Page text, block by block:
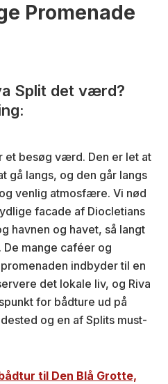
Promenade
Split det værd?
et besøg værd. Den er let at
gå langs, og den går langs
venlig atmosfære. Vi nød
facade af Diocletians
havnen og havet, så langt
mange caféer og
indbyder til en
det lokale liv, og Riva
for bådture ud på
og en af Splits must-
til Den Blå Grotte,